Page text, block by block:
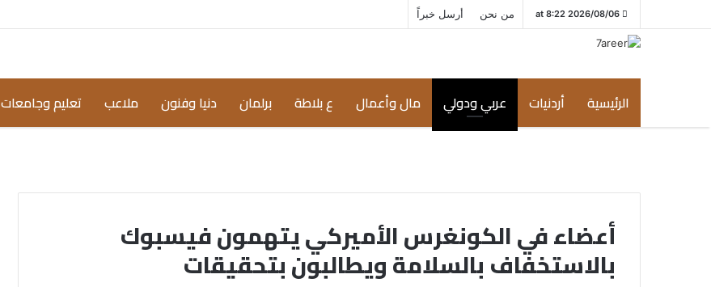
2026/08/06 at 8:22 من نحن أرسل خبراً
الرئيسية أردنيات عربي ودولي مال وأعمال ع بلاطة برلمان دنيا وفنون ملاعب تعليم وجامعات
أعضاء في الكونغرس الأميركي يتهمون فيسبوك
بالاستخفاف بالسلامة ويطالبون بتحقيقات